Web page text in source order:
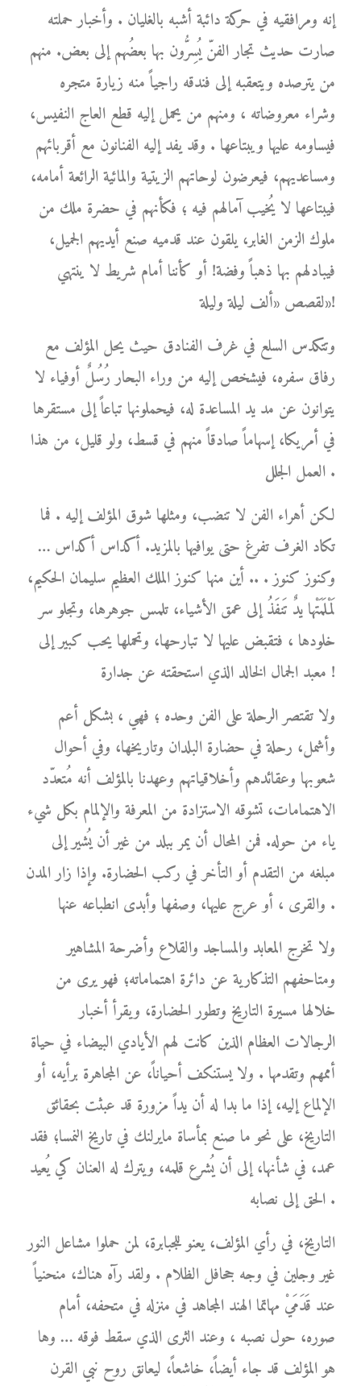
إنه ومرافقيه في حركة دائبة أشبه بالغليان . وأخبار حملته
صارت حديث تجار الفنّ يُسِرُّون بها بعضُهم إلى بعض. منهم
من يترصده ويتعقبه إلى فندقه راجياً منه زيارة متجره
وشراء معروضاته ، ومنهم من يحمل إليه قطع العاج النفيس،
فيساومه عليها ويبتاعها . وقد يفد إليه الفنانون مع أقربائهم
ومساعديهم، فيعرضون لوحاتهم الزيتية والمائية الرائعة أمامه،
فيبتاعها لا يُخيب آمالهم فيه ؛ فكأنهم في حضرة ملك من
ملوك الزمن الغابر، يلقون عند قدميه صنع أيديهم الجميل،
فيبادلهم بها ذهباً وفضة! أو كأننا أمام شريط لا ينتهي
لقصص «ألف ليلة وليلة»!
وتتكدس السلع في غرف الفنادق حيث يحل المؤلف مع
رفاق سفره، فيشخص إليه من وراء البحار رُسُلٌ أوفياء لا
يتوانون عن مد يد المساعدة له، فيحملونها تباعاً إلى مستقرها
في أمريكا، إسهاماً صادقاً منهم في قسط، ولو قليل، من هذا
العمل الجلل .
لكن أهراء الفن لا تنضب، ومثلها شوق المؤلف إليه . فما
تكاد الغرف تفرغ حتى يوافيها بالمزيد. أكداس أكداس …
وكنوز كنوز . .. أين منها كنوز الملك العظيم سليمان الحكيم،
لَمْلَمَتْها يدٌ تَنفَذُ إلى عمق الأشياء، تلمس جوهرها، وتجلو سر
خلودها ، فتقبض عليها لا تبارحها، وتحملها يحب كبير إلى
معبد الجمال الخالد الذي استحقته عن جدارة !
ولا تقتصر الرحلة على الفن وحده ؛ فهي ، بشكل أعم
وأشمل، رحلة في حضارة البلدان وتاريخها، وفي أحوال
شعوبها وعقائدهم وأخلاقياتهم وعهدنا بالمؤلف أنه مُتعدّد
الاهتمامات، تشوقه الاستزادة من المعرفة والإلمام بكل شيء
ياء من حوله. فمن المحال أن يمر ببلد من غير أن يُشير إلى
مبلغه من التقدم أو التأخر في ركب الحضارة. وإذا زار المدن
والقرى ، أو عرج عليها، وصفها وأبدى انطباعه عنها .
ولا تخرج المعابد والمساجد والقلاع وأضرحة المشاهير
ومتاحفهم التذكارية عن دائرة اهتماماته؛ فهو يرى من
خلالها مسيرة التاريخ وتطور الحضارة، ويقرأ أخبار
الرجالات العظام الذين كانت لهم الأيادي البيضاء في حياة
أممهم وتقدمها . ولا يستنكف أحياناً، عن المجاهرة برأيه، أو
الإلماع إليه، إذا ما بدا له أن يداً مزورة قد عبثت بحقائق
التاريخ، على نحو ما صنع بمأساة مايرلنك في تاريخ النمسا؛ فقد
عمد، في شأنها، إلى أن يُشرع قلمه، ويترك له العنان كي يُعيد
الحق إلى نصابه .
التاريخ، في رأي المؤلف، يعنو للجبابرة، لمن حملوا مشاعل النور
غير وجلين في وجه جحافل الظلام . ولقد رآه هناك، منحنياً
عند قَدَمَيْ مهاتما الهند المجاهد في منزله في متحفه، أمام
صوره، حول نصبه ، وعند الثرى الذي سقط فوقه … وها
هو المؤلف قد جاء أيضاً، خاشعاً، ليعانق روح نبي القرن